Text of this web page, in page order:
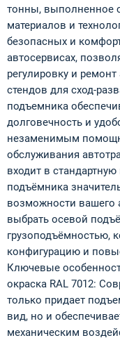
тонны, выполненное
материалов и
безопасных и
автосервисах,
регулировку и
стендов для сход-
подъемника
долговечность и
незаменимым
обслуживания
входит в
подъёмника
возможности вашего
выбрать осевой
грузоподъёмностью,
конфигурацию и
Ключевые
окраска RAL 7012:
только придает
вид, но и
механическим